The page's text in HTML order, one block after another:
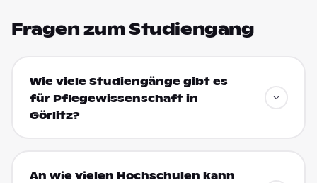
Fragen zum Studiengang
Wie viele Studiengänge gibt es
für Pflegewissenschaft in
Görlitz?
An wie vielen Hochschulen kann